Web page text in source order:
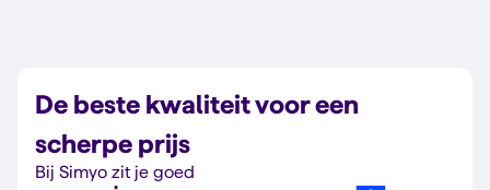
De beste kwaliteit voor een
scherpe prijs
Bij Simyo zit je goed